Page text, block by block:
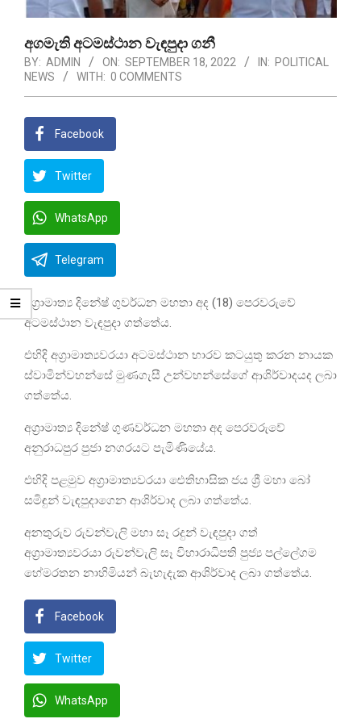
අගමැති අටමස්ථාන වැඳපුදා ගනී
BY: ADMIN ON: SEPTEMBER 18, 2022 IN: POLITICAL
NEWS
WITH: 0 COMMENTS
Facebook
Twitter
WhatsApp
Telegram
අග්‍රාමාත්‍ය දිනේෂ් ගුවර්ධන මහතා අද (18) පෙරවරුවේ
අටමස්ථාන වැඳපුදා ගත්තේය.
එහිදි අග්‍රාමාත්‍යවරයා අටමස්ථාන භාරව කටයුතු කරන නායක
ස්වාමින්වහන්සේ මුණගැසී උන්වහන්සේගේ ආශිර්වාදයද ලබා
ගත්තේය.
අග්‍රාමාත්‍ය දිනේෂ් ගුණවර්ධන මහතා අද පෙරවරුවේ
අනුරාධපුර පුජා නගරයට පැමිණියේය.
එහිදි පළමුව අග්‍රාමාත්‍යවරයා ‍‍ඓතිහාසික ජය ශ්‍රී මහා බෝ
සමිඳුන් වැඳපුදාගෙන ආශිර්වාද ලබා ගත්තේය.
අනතුරුව රුවන්වැලි මහා සෑ රදුන් වැඳපුදා ගත්
අග්‍රාමාත්‍යවරයා රුවන්වැලි සෑ විහාරාධිපති පුජ්‍ය පල්ලේගම
හේමරතන නාහිමියන් බැහැදැක ආශිර්වාද ලබා ගත්තේය.
Facebook
Twitter
WhatsApp